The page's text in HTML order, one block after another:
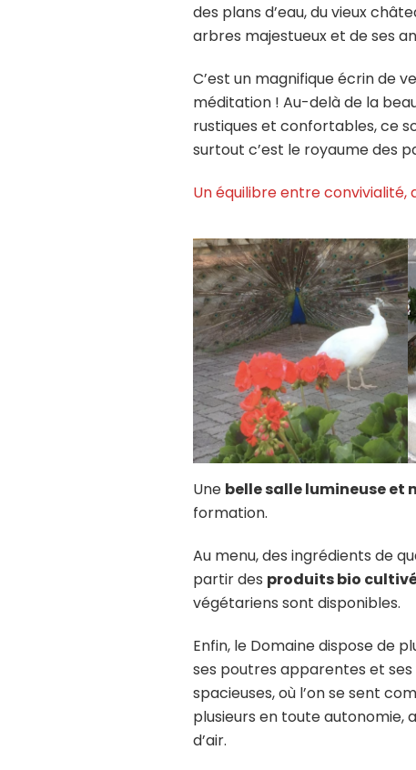
des plans d’eau, du vieux
arbres majestueux et de ses
C’est un magnifique écrin de
méditation ! Au-delà de la
rustiques et confortables, ce
surtout c’est le royaume des
Un équilibre entre
Une belle salle lumineuse et
formation.
Au menu, des ingrédients de
partir des produits bio
végétariens sont disponibles.
Enfin, le Domaine dispose de
ses poutres apparentes et
spacieuses, où l’on se sent
plusieurs en toute autonomie,
d’air.